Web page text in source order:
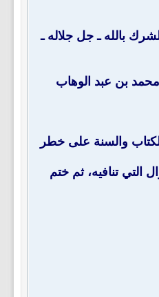
بالله ـ جل جلاله ـ
بن عبد الوهاب
والسنة على خطر
التي تنافيه، ثم ختم